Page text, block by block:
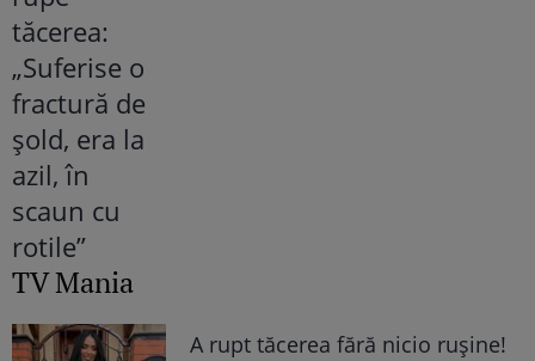
TV Mania
A rupt tăcerea fără nicio rușine!